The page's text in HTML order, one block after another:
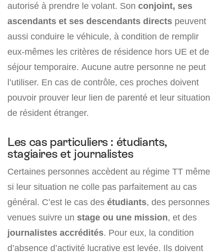
autorisé à prendre le volant. Son conjoint, ses
ascendants et ses descendants directs peuvent
aussi conduire le véhicule, à condition de remplir
eux-mêmes les critères de résidence hors UE et de
séjour temporaire. Aucune autre personne ne peut
l’utiliser. En cas de contrôle, ces proches doivent
pouvoir prouver leur lien de parenté et leur situation
de résident étranger.
Les cas particuliers : étudiants,
stagiaires et journalistes
Certaines personnes accèdent au régime TT même
si leur situation ne colle pas parfaitement au cas
général. C’est le cas des étudiants, des personnes
venues suivre un stage ou une mission, et des
journalistes accrédités. Pour eux, la condition
d’absence d’activité lucrative est levée. Ils doivent